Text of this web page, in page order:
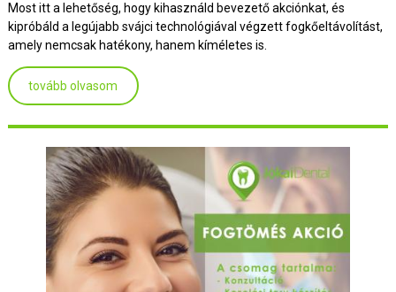
Most itt a lehetőség, hogy kihasználd bevezető akciónkat, és
kipróbáld a legújabb svájci technológiával végzett fogkőeltávolítást,
amely nemcsak hatékony, hanem kíméletes is.
tovább olvasom